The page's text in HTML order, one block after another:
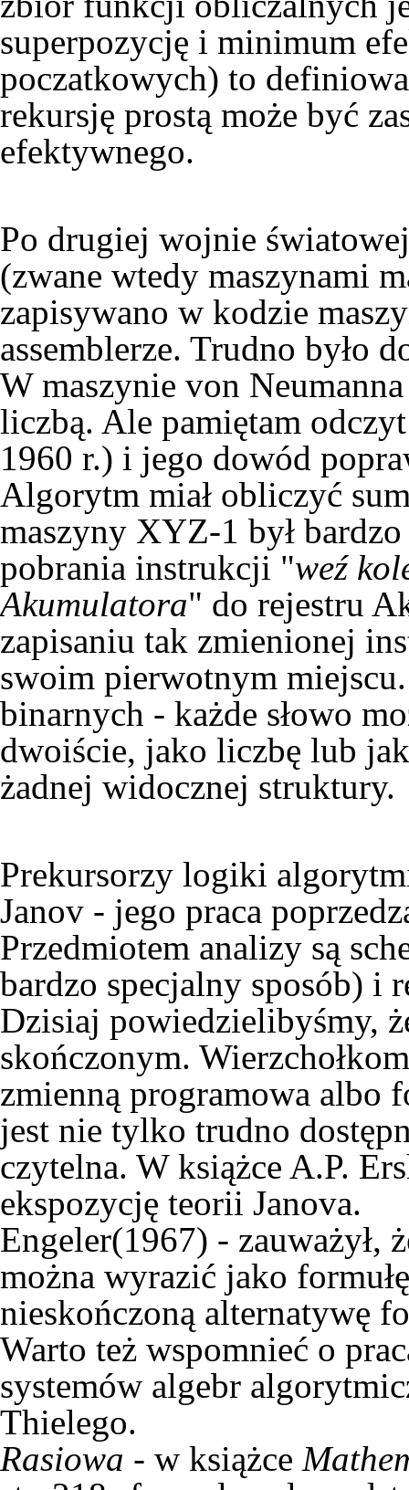
superpozycję i minimum
poczatkowych) to
rekursję prostą może być
efektywnego.
Po drugiej wojnie
(zwane wtedy maszynami
zapisywano w kodzie
assemblerze. Trudno było
W maszynie von
liczbą. Ale pamiętam
1960 r.) i jego dowód
Algorytm miał obliczyć
maszyny XYZ-1 był
pobrania instrukcji "weź
Akumulatora" do rejestru
zapisaniu tak zmienionej
swoim pierwotnym
binarnych - każde słowo
dwoiście, jako liczbę lub
żadnej widocznej struktury.
Prekursorzy logiki
Janov - jego praca
Przedmiotem analizy są
bardzo specjalny sposób) i
Dzisiaj powiedzielibyśmy,
skończonym.
zmienną programowa albo
jest nie tylko trudno
czytelna. W książce A.P.
ekspozycję teorii Janova.
Engeler(1967) - zauważył,
można wyrazić jako
nieskończoną alternatywę
Warto też wspomnieć o
systemów algebr
Thielego.
Rasiowa - w książce